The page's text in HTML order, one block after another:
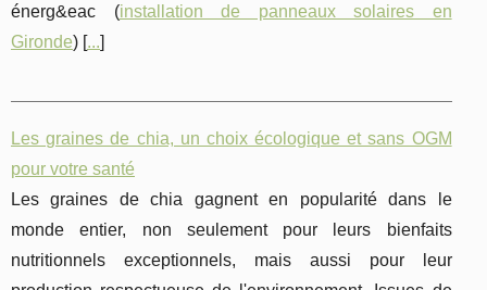
énerg&eac (installation de panneaux solaires en
Gironde) [...]
Les graines de chia, un choix écologique et sans OGM
pour votre santé
Les graines de chia gagnent en popularité dans le
monde entier, non seulement pour leurs bienfaits
nutritionnels exceptionnels, mais aussi pour leur